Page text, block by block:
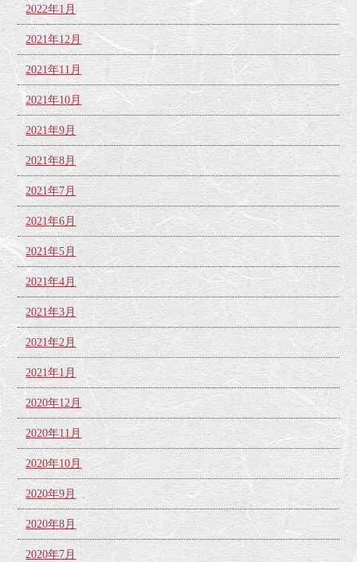
2022年1月
2021年12月
2021年11月
2021年10月
2021年9月
2021年8月
2021年7月
2021年6月
2021年5月
2021年4月
2021年3月
2021年2月
2021年1月
2020年12月
2020年11月
2020年10月
2020年9月
2020年8月
2020年7月